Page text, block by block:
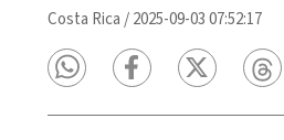
Costa Rica /2025-09-03 07:52:17